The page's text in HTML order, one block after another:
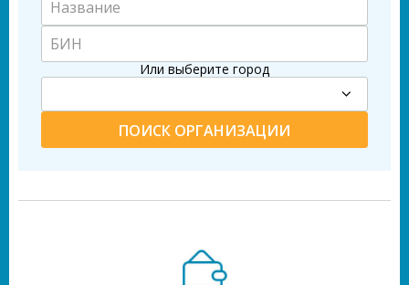
Или выберите город
ПОИСК ОРГАНИЗАЦИИ